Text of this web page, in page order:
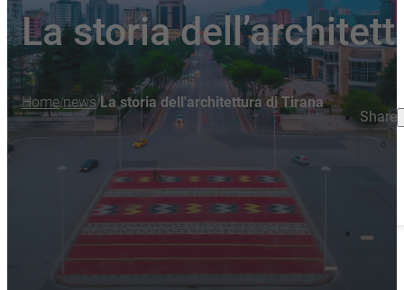
La storia
Home/news/La storia dell'architettura di Tirana
Share